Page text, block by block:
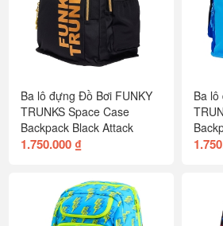
Ba lô đựng Đồ Bơi FUNKY
TRUNKS Space Case
Backpack Black Attack
1.750.000 ₫
Ba